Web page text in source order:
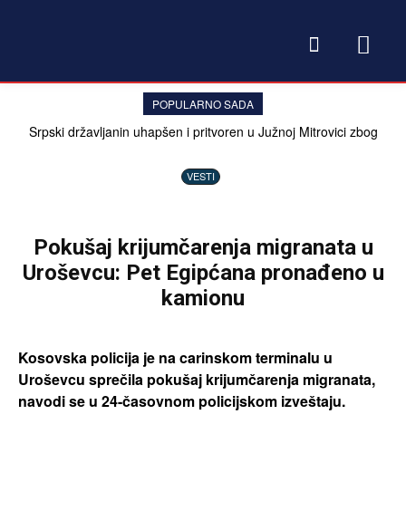
POPULARNO SADA
Srpski državljanin uhapšen i pritvoren u Južnoj Mitrovici zbog
VESTI
Pokušaj krijumčarenja migranata u
Uroševcu: Pet Egipćana pronađeno u
kamionu
Kosovska policija je na carinskom terminalu u
Uroševcu sprečila pokušaj krijumčarenja migranata,
navodi se u 24-časovnom policijskom izveštaju.